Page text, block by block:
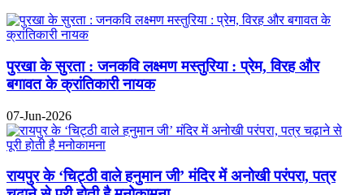
पुरखा के सुरता : जनकवि लक्ष्मण मस्तुरिया : प्रेम, विरह और
बगावत के क्रांतिकारी नायक
07-Jun-2026
रायपुर के ‘चिट्ठी वाले हनुमान जी’ मंदिर में अनोखी परंपरा, पत्र